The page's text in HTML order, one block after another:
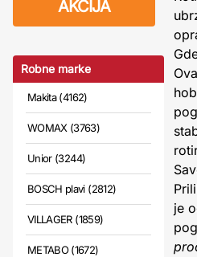
AKCIJA
Robne marke
Makita (4162)
WOMAX (3763)
Unior (3244)
BOSCH plavi (2812)
VILLAGER (1859)
METABO (1672)
je